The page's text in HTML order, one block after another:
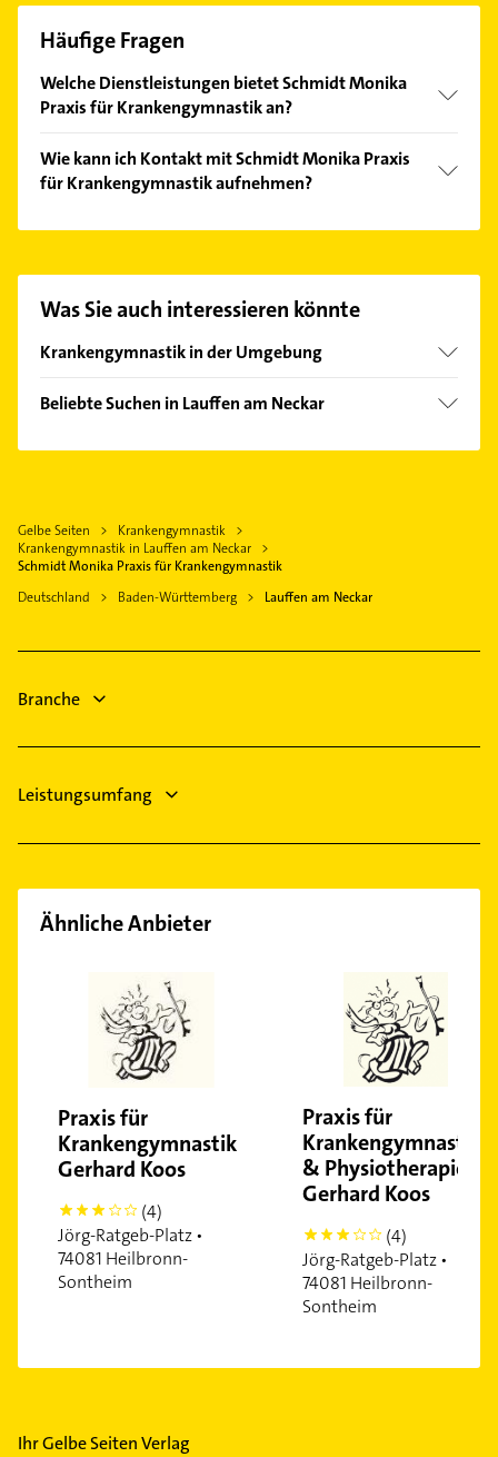
Häufige Fragen
Welche Dienstleistungen bietet Schmidt Monika
Praxis für Krankengymnastik an?
Lymphdrainage, Physiotherapie, physikalische
Therapie, Ödemtherapie und krankengymnastik.
Wie kann ich Kontakt mit Schmidt Monika Praxis
für Krankengymnastik aufnehmen?
auswählen. Hier finden Sie alleKontaktdaten
Was Sie auch interessieren könnte
Krankengymnastik in der Umgebung
Bönnigheim
Ilsfeld
Heilbronn Neckar
Beliebte Suchen in Lauffen am Neckar
Heizungsbauer
Heizungsfirmen
Elektroinstallation
Dachdecker
Gelbe Seiten
Krankengymnastik
Krankengymnastik in Lauffen am Neckar
Schmidt Monika Praxis für Krankengymnastik
Deutschland
Baden-Württemberg Lauffen am Neckar
Branche
Leistungsumfang
Ähnliche Anbieter
Praxis für
Krankengymnastik
Gerhard Koos
3
(4)
Jörg-Ratgeb-Platz •
74081 Heilbronn-
Sontheim
Praxis für
Krankengymnastik
& Physiotherapie
Gerhard Koos
3
(4)
Jörg-Ratgeb-Platz •
74081 Heilbronn-
Sontheim
Ihr Gelbe Seiten Verlag